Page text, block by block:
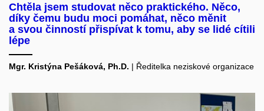
Chtěla jsem studovat něco praktického. Něco,
díky čemu budu moci pomáhat, něco měnit
a svou činností přispívat k tomu, aby se lidé cítili
lépe
Mgr. Kristýna Pešáková, Ph.D. | Ředitelka neziskové organizace